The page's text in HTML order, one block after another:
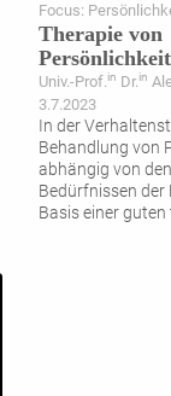
Focus:
Therapie von
Univ.-Prof.in Dr.in
3.7.2023
In der
Behandlung von
abhängig von
Bedürfnissen
Basis einer